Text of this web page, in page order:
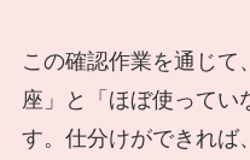
この確認作業を通じて
座」と「ほぼ使ってい
す。仕分けができれば